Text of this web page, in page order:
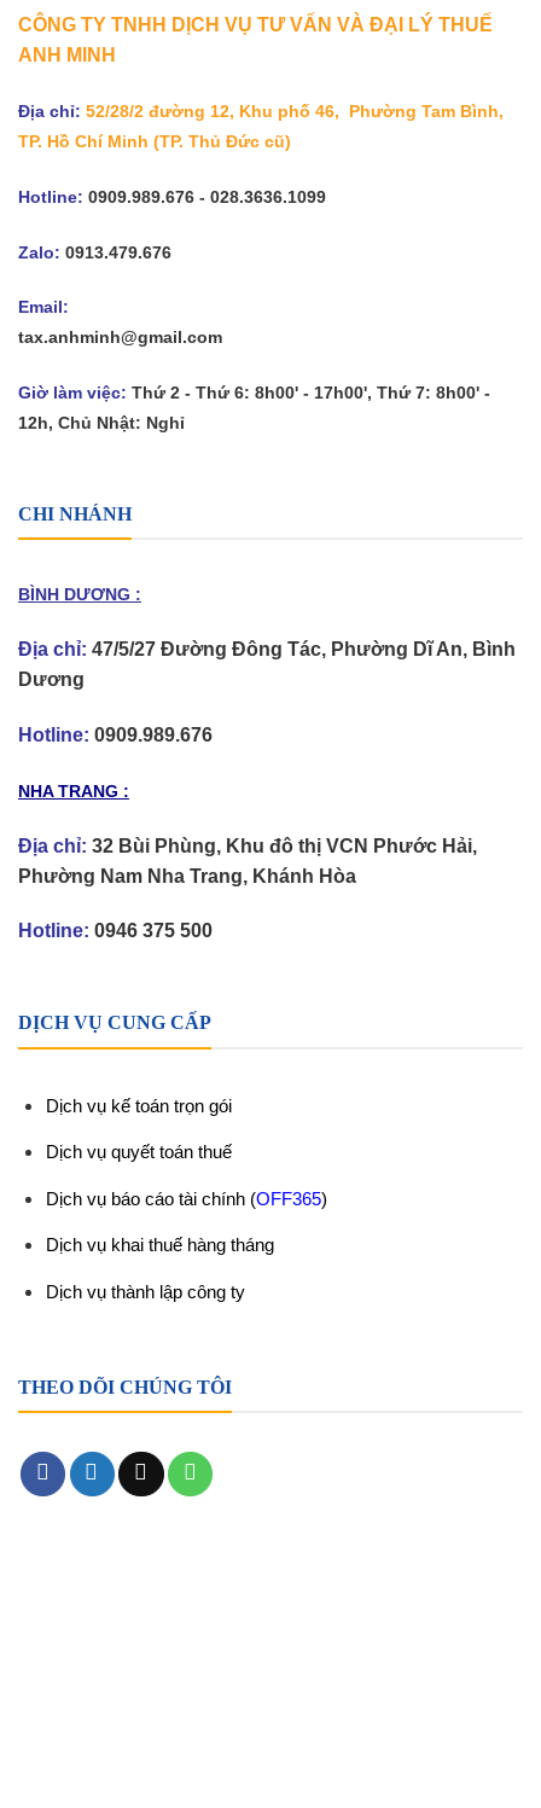
CÔNG TY TNHH DỊCH VỤ TƯ VẤN VÀ ĐẠI LÝ THUẾ
ANH MINH
Địa chỉ: 52/28/2 đường 12, Khu phố 46, Phường Tam Bình,
TP. Hồ Chí Minh (TP. Thủ Đức cũ)
Hotline: 0909.989.676 - 028.3636.1099
Zalo: 0913.479.676
Email:
tax.anhminh@gmail.com
Giờ làm việc: Thứ 2 - Thứ 6: 8h00' - 17h00', Thứ 7: 8h00' -
12h, Chủ Nhật: Nghỉ
CHI NHÁNH
BÌNH DƯƠNG :
Địa chỉ: 47/5/27 Đường Đông Tác, Phường Dĩ An, Bình
Dương
Hotline: 0909.989.676
NHA TRANG :
Địa chỉ: 32 Bùi Phùng, Khu đô thị VCN Phước Hải,
Phường Nam Nha Trang, Khánh Hòa
Hotline: 0946 375 500
DỊCH VỤ CUNG CẤP
Dịch vụ kế toán trọn gói
Dịch vụ quyết toán thuế
Dịch vụ báo cáo tài chính (OFF365)
Dịch vụ khai thuế hàng tháng
Dịch vụ thành lập công ty
THEO DÕI CHÚNG TÔI